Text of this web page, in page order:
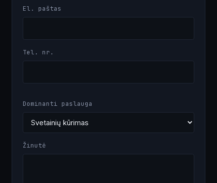
El. paštas
Tel. nr.
Dominanti paslauga
Žinutė